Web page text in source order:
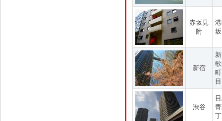
赤坂見
附
新宿
目
渋谷